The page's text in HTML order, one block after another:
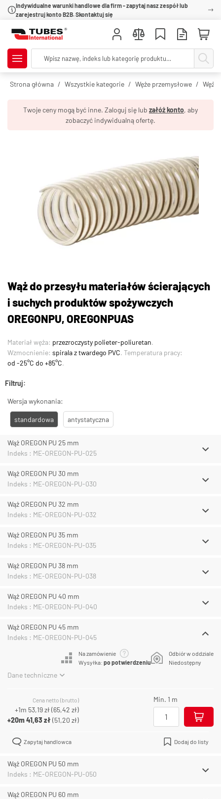
Indywidualne warunki handlowe dla firm - zapytaj nasz zespół lub
zarejestruj konto B2B. Skontaktuj się
Strona główna Wszystkie kategorie Węże przemysłowe Węże
Twoje ceny mogą być inne. Zaloguj się lub załóż konto, aby
zobaczyć indywidualną ofertę.
Wąż do przesyłu materiałów ścierających
i suchych produktów spożywczych
OREGONPU, OREGONPUAS
Materiał węża: przezroczysty polieter-poliuretan.
Wzmocnienie: spirala z twardego PVC. Temperatura pracy:
od -25°C do +85°C.
Filtruj:
Wersja wykonania:
standardowa antystatyczna
Wąż OREGON PU 25 mm
Indeks : ME-OREGON-PU-025
Wąż OREGON PU 30 mm
Indeks : ME-OREGON-PU-030
Wąż OREGON PU 32 mm
Indeks : ME-OREGON-PU-032
Wąż OREGON PU 35 mm
Indeks : ME-OREGON-PU-035
Wąż OREGON PU 38 mm
Indeks : ME-OREGON-PU-038
Wąż OREGON PU 40 mm
Indeks : ME-OREGON-PU-040
Wąż OREGON PU 45 mm
Indeks : ME-OREGON-PU-045
Na zamówienie
Wysyłka: po potwierdzeniu
Odbiór w oddziale
Niedostępny
Dane techniczne
Cena netto (brutto)
+1m 53,19 zł(65,42 zł)
+20m41,63 zł(51,20 zł)
Min. 1 m
Zapytaj handlowca Dodaj do listy
Wąż OREGON PU 50 mm
Indeks : ME-OREGON-PU-050
Wąż OREGON PU 60 mm